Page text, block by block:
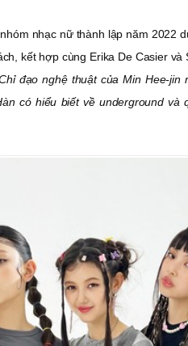
nhạc nữ thành lập năm 2022
kết hợp cùng Erika De Casier và
đạo nghệ thuật của Min Hee-
có hiểu biết về underground và